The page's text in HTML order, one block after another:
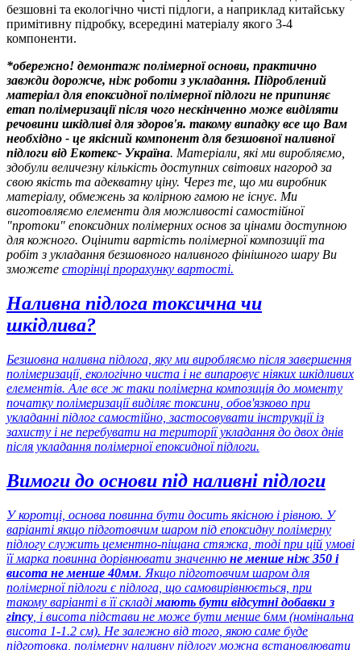
безшовні та екологічно чисті підлоги, а наприклад китайську
примітивну підробку, всередині матеріалу якого 3-4
компоненти.
*обережно! демонтаж полімерної основи, практично
завжди дорожче, ніж роботи з укладання. Підроблений
матеріал для епоксидної полімерної підлоги не припиняє
етап полімеризації після чого нескінченно може виділяти
речовини шкідливі для здоров'я. такому випадку все що Вам
необхідно - це якісний компонент для безшовної наливної
підлоги від Екотекс- Україна. Матеріали, які ми виробляємо,
здобули величезну кількість доступних світових нагород за
свою якість та адекватну ціну. Через те, що ми виробник
матеріалу, обмежень за колірною гамою не існує. Ми
виготовляємо елементи для можливості самостійної
"протоки" епоксидних полімерних основ за цінами доступною
для кожного. Оцінити вартість полімерної композиції та
робіт з укладання безшовного наливного фінішного шару Ви
зможете сторінці прорахунку вартості.
Наливна підлога токсична чи
шкідлива?
Безшовна наливна підлога, яку ми виробляємо після завершення
полімеризації, екологічно чиста і не випаровує ніяких шкідливих
елементів. Але все ж таки полімерна композиція до моменту
початку полімеризації виділяє токсини, обов'язково при
укладанні підлог самостійно, застосовувати інструкції із
захисту і не перебувати на території укладання до двох днів
після укладання полімерної епоксидної підлоги.
Вимоги до основи під наливні підлоги
У коротці, основа повинна бути досить якісною і рівною. У
варіанті якщо підготовчим шаром під епоксидну полімерну
підлогу служить цементно-піщана стяжка, тоді при цій умові
її марка повинна дорівнювати значенню не менше ніж 350 і
висота не менше 40мм. Якщо підготовчим шаром для
полімерної підлоги є підлога, що самовирівнюється, при
такому варіанті в її складімають бути відсутні добавки з
гіпсу , і висота підстави не може бути менше 6мм (номінальна
висота 1-1.2 см). Не залежно від того, якою саме буде
підготовка, полімерну наливну підлогу можна встановлювати